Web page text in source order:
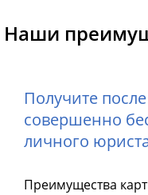
Наши
Получите
совершенно
личного
Преимущества